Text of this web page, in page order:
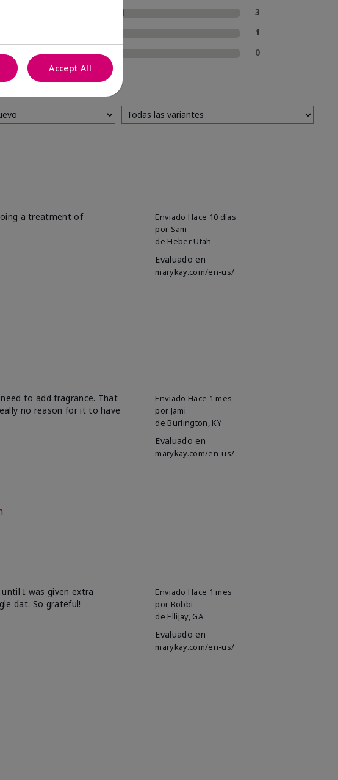
3
1
1 estrella
0
Enviado Hace 10 días
por Sam
de Heber Utah
Evaluado en
marykay.com/en-us/
a treatment of
Enviado Hace 1 mes
por Jami
de Burlington, KY
Evaluado en
marykay.com/en-us/
to add fragrance. That
no reason for it to have
Enviado Hace 1 mes
por Bobbi
de Ellijay, GA
Evaluado en
marykay.com/en-us/
I was given extra
dat. So grateful!
Accept All